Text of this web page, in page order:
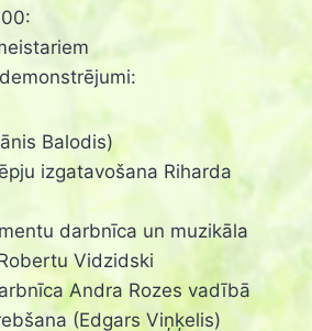
Balodis)
izgatavošana Riharda
darbnīca un muzikāla
Vidzidski
Andra Rozes vadībā
(Edgars Viņķelis)